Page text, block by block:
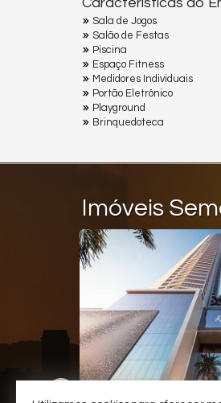
Sala de Jogos
Salão de Festas
Piscina
Espaço Fitness
Medidores Individuais
Portão Eletrônico
Playground
Brinquedoteca
Imóveis